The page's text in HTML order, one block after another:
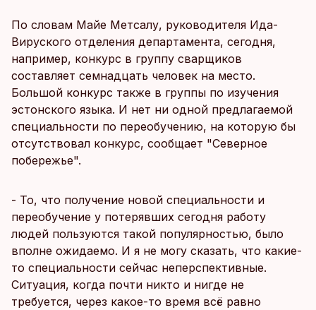
По словам Майе Метсалу, руководителя Ида-
Вируского отделения департамента, сегодня,
например, конкурс в группу сварщиков
составляет семнадцать человек на место.
Большой конкурс также в группы по изучения
эстонского языка. И нет ни одной предлагаемой
специальности по переобучению, на которую бы
отсутствовал конкурс, сообщает "Северное
побережье".
- То, что получение новой специальности и
переобучение у потерявших сегодня работу
людей пользуются такой популярностью, было
вполне ожидаемо. И я не могу сказать, что какие-
то специальности сейчас неперспективные.
Ситуация, когда почти никто и нигде не
требуется, через какое-то время всё равно